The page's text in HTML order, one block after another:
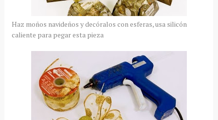
Haz moños navideños y decóralos con esferas, usa silicón
caliente para pegar esta pieza